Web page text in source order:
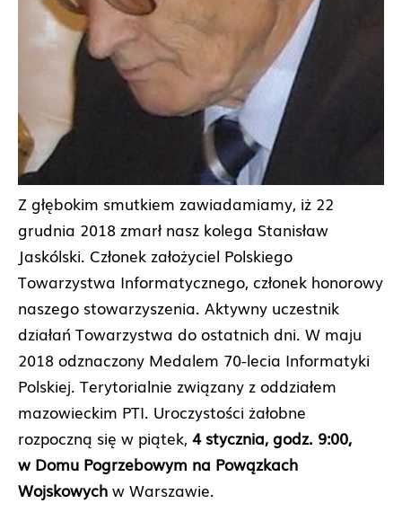
Z głębokim smutkiem zawiadamiamy, iż 22
grudnia 2018 zmarł nasz kolega Stanisław
Jaskólski. Członek założyciel Polskiego
Towarzystwa Informatycznego, członek honorowy
naszego stowarzyszenia. Aktywny uczestnik
działań Towarzystwa do ostatnich dni. W maju
2018 odznaczony Medalem 70-lecia Informatyki
Polskiej. Terytorialnie związany z oddziałem
mazowieckim PTI. Uroczystości żałobne
rozpoczną się w piątek, 4 stycznia, godz. 9:00,
w Domu Pogrzebowym na Powązkach
Wojskowych w Warszawie.